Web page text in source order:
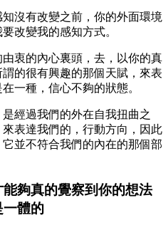
沒有改變之前，你的外面環境
改變我的感知方式。
衷的內心裏頭，去，以你的真
的很有興趣的那個天賦，來表
一種，信心不夠的狀態。
經過我們的外在自我扭曲之
表達我們的，行動方向，因此
並不符合我們的內在的那個部
夠真的覺察到你的想法
一體的